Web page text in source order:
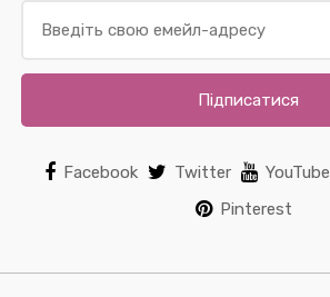
Підписатися
Facebook Twitter YouTube
Pinterest